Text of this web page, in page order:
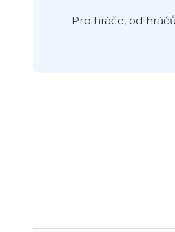
Pro hráče, od